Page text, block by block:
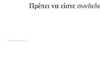
Πρέπει να είστε